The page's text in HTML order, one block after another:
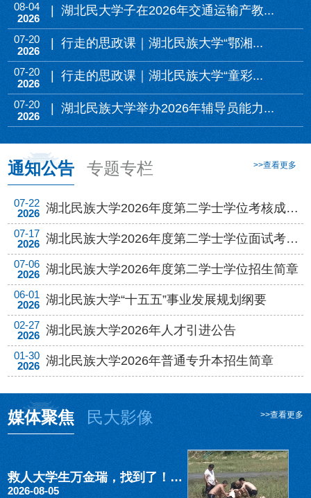
08-04
2026
| 湖北民大学子在2026年交通运输产教...
07-20
2026
| 行走的思政课｜湖北民族大学“鄂湘...
07-20
2026
| 行走的思政课｜湖北民族大学“童彩...
07-20
2026
| 湖北民族大学举办2026年辅导员能力...
通知公告 专题专栏 >>查看更多
07-22
2026
湖北民族大学2026年度第二学士学位考核成绩公示公告
07-17
2026
湖北民族大学2026年度第二学士学位面试考核公告
07-06
2026 湖北民族大学2026年度第二学士学位招生简章
06-01
2026 湖北民族大学“十五五”事业发展规划纲要
02-27
2026 湖北民族大学2026年人才引进公告
01-30
2026 湖北民族大学2026年普通专升本招生简章
媒体聚焦 民大影像 >>查看更多
救人大学生万金瑞，找到了！刚满19岁……
2026-08-05